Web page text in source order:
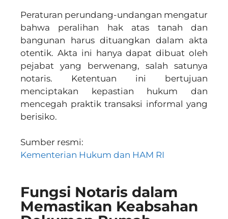
Peraturan perundang-undangan mengatur
bahwa peralihan hak atas tanah dan
bangunan harus dituangkan dalam akta
otentik. Akta ini hanya dapat dibuat oleh
pejabat yang berwenang, salah satunya
notaris. Ketentuan ini bertujuan
menciptakan kepastian hukum dan
mencegah praktik transaksi informal yang
berisiko.
Sumber resmi:
Kementerian Hukum dan HAM RI
Fungsi Notaris dalam
Memastikan Keabsahan